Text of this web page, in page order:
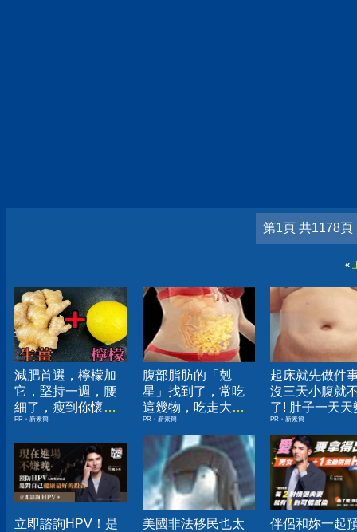
第1頁 共1178頁
«
減肥首選，檸檬加
它，堅持一週，腰
細了，瘦到你懷疑
人生
PR・新素簡
腹部脂肪的「剋
星」找到了，常吃
這幾物，吃走大肚
囊，瘦出小蠻腰
PR・新素簡
起床就先做件
沒三天小腹就
了! 肚子一天天
小！
PR・新素簡
立即諮詢HPV！是
美國非法移民也太
伴侶和妳一起